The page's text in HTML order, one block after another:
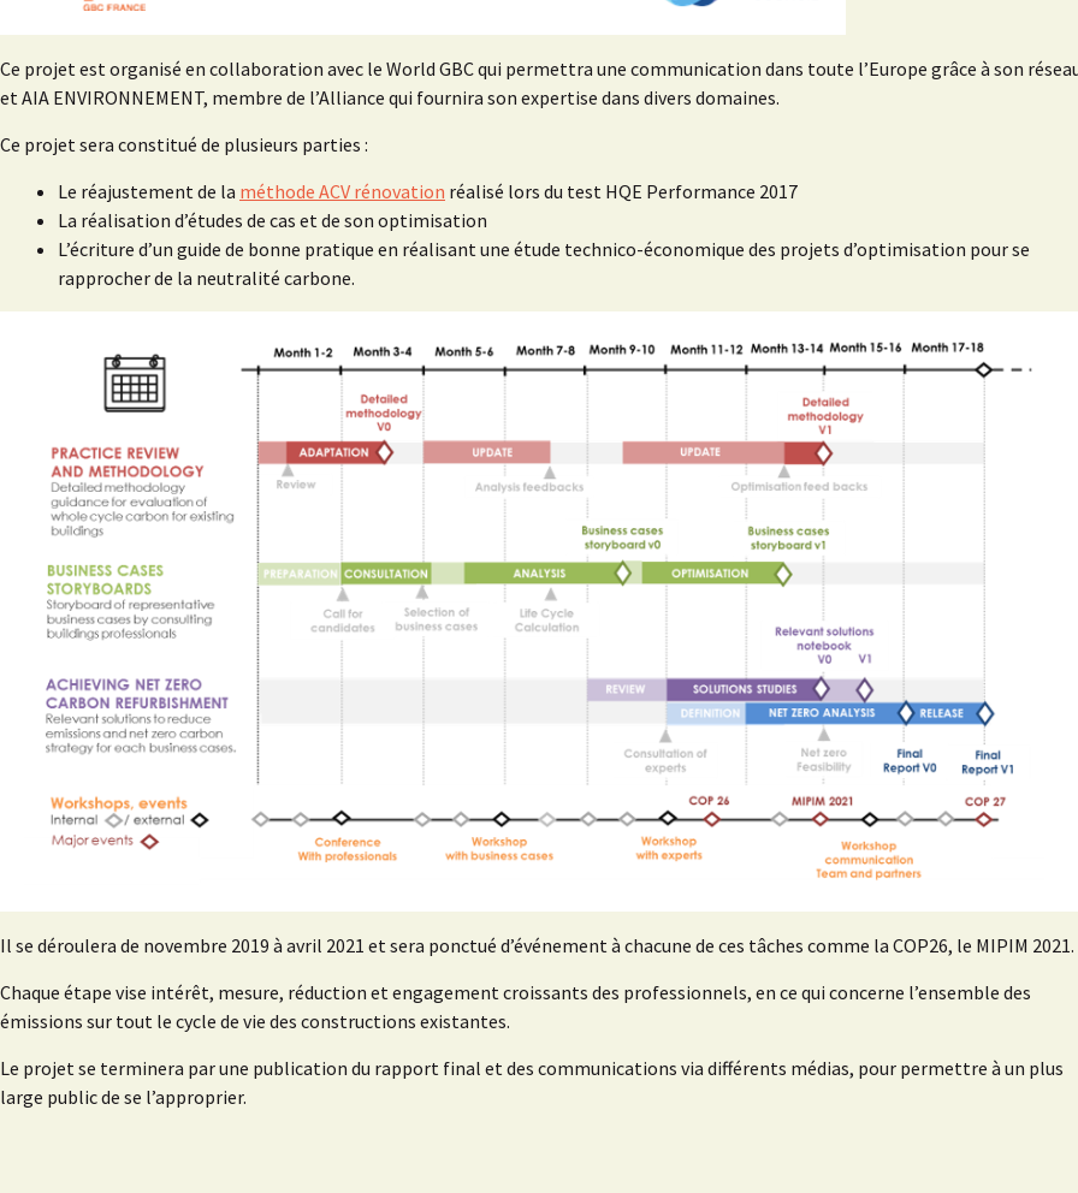
Ce projet est organisé en collaboration avec le World GBC qui permettra une communication dans toute l’Europe grâce à son
et AIA ENVIRONNEMENT, membre de l’Alliance qui fournira son expertise dans divers domaines.
Ce projet sera constitué de plusieurs parties :
Le réajustement de la méthode ACV rénovation réalisé lors du test HQE Performance 2017
La réalisation d’études de cas et de son optimisation
L’écriture d’un guide de bonne pratique en réalisant une étude technico-économique des projets d’optimisation pour se
rapprocher de la neutralité carbone.
Il se déroulera de novembre 2019 à avril 2021 et sera ponctué d’événement à chacune de ces tâches comme la COP26, le MIPIM 2021.
Chaque étape vise intérêt, mesure, réduction et engagement croissants des professionnels, en ce qui concerne l’ensemble des
émissions sur tout le cycle de vie des constructions existantes.
Le projet se terminera par une publication du rapport final et des communications via différents médias, pour permettre à un plus
large public de se l’approprier.